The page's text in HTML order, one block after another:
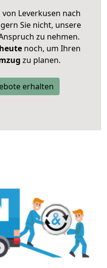
Leverkusen nach
Sie nicht, unsere
zu nehmen.
noch, um Ihren
zu planen.
erhalten